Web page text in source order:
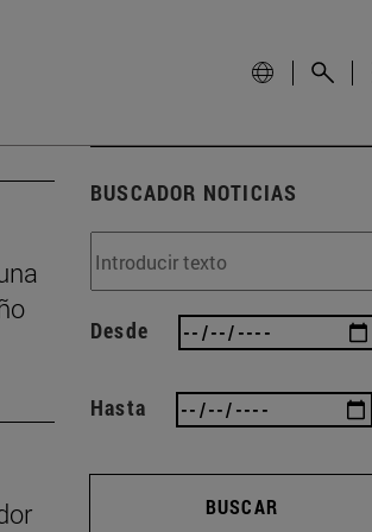
BUSCADOR NOTICIAS
Desde
Hasta
BUSCAR